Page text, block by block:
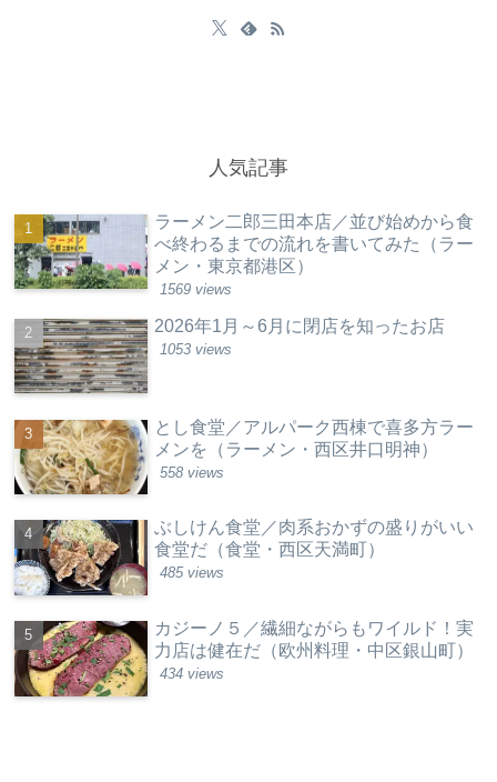
人気記事
ラーメン二郎三田本店／並び始めから食
べ終わるまでの流れを書いてみた（ラー
メン・東京都港区）
1569 views
2026年1月～6月に閉店を知ったお店
1053 views
とし食堂／アルパーク西棟で喜多方ラー
メンを（ラーメン・西区井口明神）
558 views
ぶしけん食堂／肉系おかずの盛りがいい
食堂だ（食堂・西区天満町）
485 views
カジーノ５／繊細ながらもワイルド！実
力店は健在だ（欧州料理・中区銀山町）
434 views